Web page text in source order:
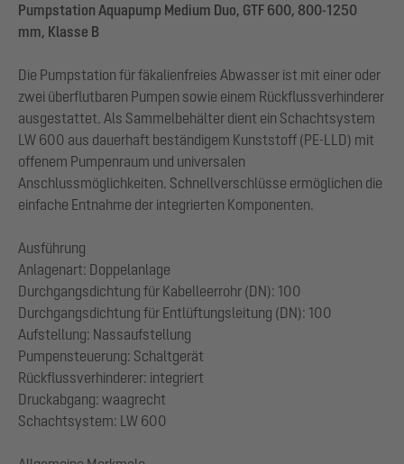
Pumpstation Aquapump Medium Duo, GTF 600, 800-1250
mm, Klasse B
Die Pumpstation für fäkalienfreies Abwasser ist mit einer oder
zwei überflutbaren Pumpen sowie einem Rückflussverhinderer
ausgestattet. Als Sammelbehälter dient ein Schachtsystem
LW 600 aus dauerhaft beständigem Kunststoff (PE-LLD) mit
offenem Pumpenraum und universalen
Anschlussmöglichkeiten. Schnellverschlüsse ermöglichen die
einfache Entnahme der integrierten Komponenten.
Ausführung
Anlagenart: Doppelanlage
Durchgangsdichtung für Kabelleerrohr (DN): 100
Durchgangsdichtung für Entlüftungsleitung (DN): 100
Aufstellung: Nassaufstellung
Pumpensteuerung: Schaltgerät
Rückflussverhinderer: integriert
Druckabgang: waagrecht
Schachtsystem: LW 600